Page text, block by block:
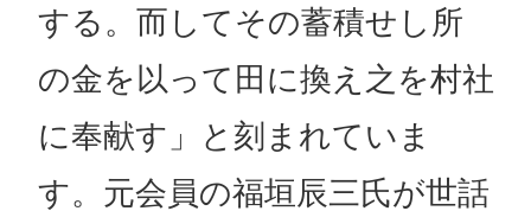
する。而してその蓄積せし所
の金を以って田に換え之を村社
に奉献す」と刻まれていま
す。元会員の福垣辰三氏が世話